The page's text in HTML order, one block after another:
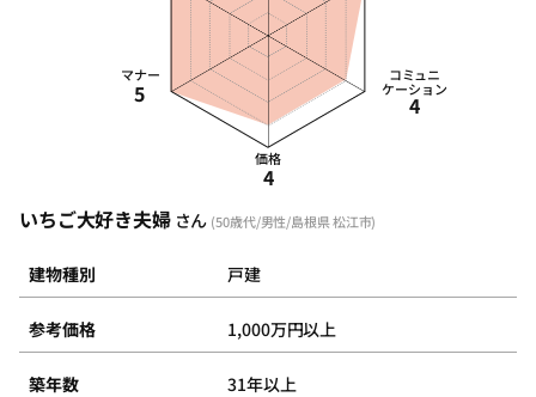
いちご大好き夫婦さん (50歳代/男性/島根県 松江市)
建物種別 戸建
参考価格 1,000万円以上
築年数 31年以上
コミュニ
ケーション
4
価格
4
マナー
5